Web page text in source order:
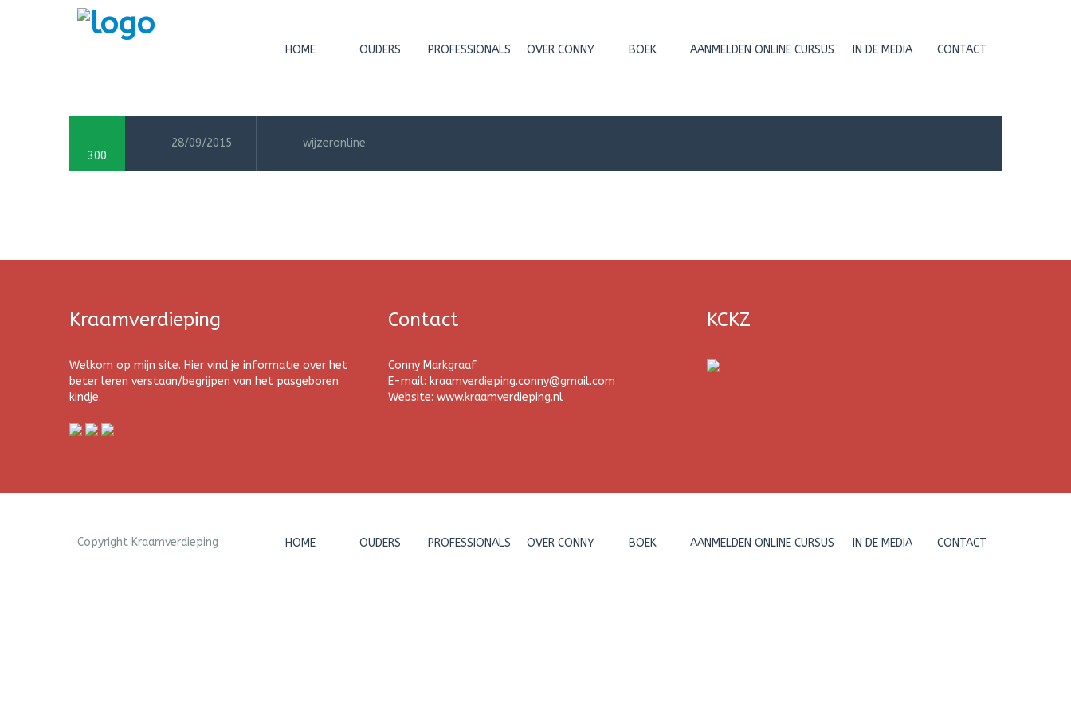
HOME OUDERS PROFESSIONALS OVER CONNY BOEK AANMELDEN ONLINE CURSUS IN DE MEDIA CONTACT
300
28/09/2015 wijzeronline
Kraamverdieping
Welkom op mijn site. Hier vind je informatie over het
beter leren verstaan/begrijpen van het pasgeboren
kindje.
Contact
Conny Markgraaf
E-mail: kraamverdieping.conny@gmail.com
Website: www.kraamverdieping.nl
KCKZ
Copyright Kraamverdieping HOME OUDERS PROFESSIONALS OVER CONNY BOEK AANMELDEN ONLINE CURSUS IN DE MEDIA CONTACT